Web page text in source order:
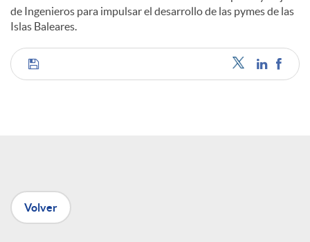
de Ingenieros para impulsar el desarrollo de las pymes de las
Islas Baleares.
C
pVolver